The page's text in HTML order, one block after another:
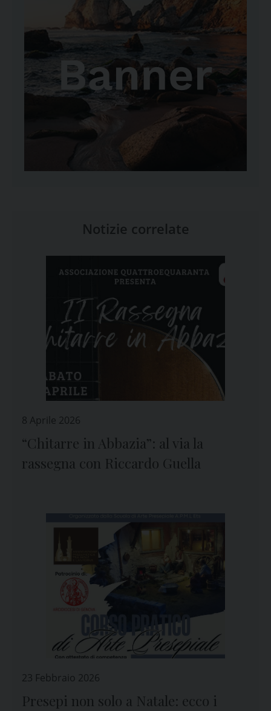
Notizie correlate
8 Aprile 2026
“Chitarre in Abbazia”: al via la
rassegna con Riccardo Guella
23 Febbraio 2026
Presepi non solo a Natale: ecco i